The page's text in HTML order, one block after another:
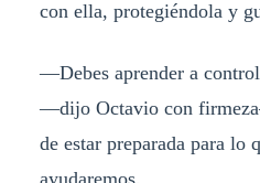
con ella, protegiéndola y
—Debes aprender a
—dijo Octavio con
de estar preparada para lo
ayudaremos.